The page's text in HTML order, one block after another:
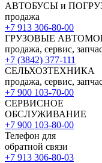
АВТОБУСЫ и
продажа
+7 913 306-80-00
ГРУЗОВЫЕ
продажа, сервис,
+7 (3842) 377-111
СЕЛЬХОЗТЕХНИКА
продажа, сервис,
+7 900 103-70-00
СЕРВИСНОЕ
ОБСЛУЖИВАНИЕ
+7 900 103-80-00
Телефон для
обратной связи
+7 913 306-80-03